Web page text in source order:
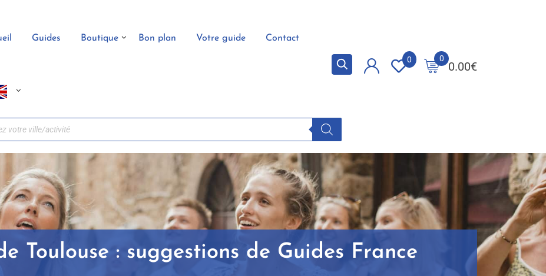
Guides Boutique Bon plan Votre guide Contact
0.00€
0
0
Toulouse : suggestions de Guides France